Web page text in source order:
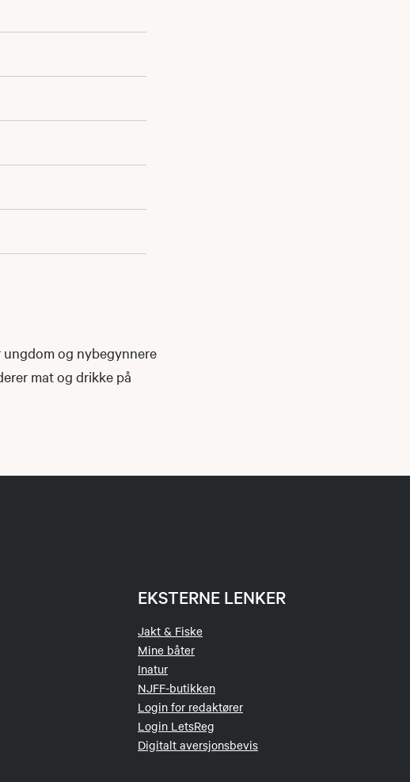
og nybegynnere
mat og drikke på
EKSTERNE LENKER
Jakt & Fiske
Mine båter
Inatur
NJFF-butikken
Login for redaktører
Login LetsReg
Digitalt aversjonsbevis